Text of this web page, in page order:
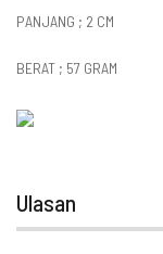
PANJANG ; 2 CM
BERAT ; 57 GRAM
Ulasan